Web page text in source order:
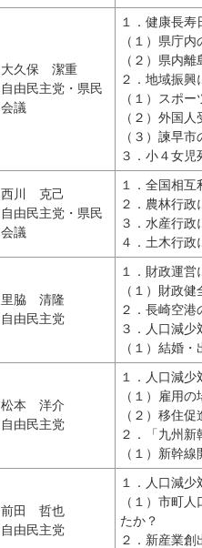
大久保 潔重
自由民主党・県民
会議
１．健康長
（１）県庁
（２）県内
２．地域振興
（１）スポー
（２）外国
（３）諫早
３．小４女
西川 克己
自由民主党・県民
会議
１．全国相
２．農林行政
３．水産行政
４．土木行政
里脇 清隆
自由民主党
１．財政運営
（１）財政
２．長崎空港
３．人口減少
（１）結婚
松本 洋介
自由民主党
１．人口減
（１）雇用
（２）移住
２．「九州
（１）新幹
前田 哲也
自由民主党
１．人口減
（１）市町
たか？
２．新産業